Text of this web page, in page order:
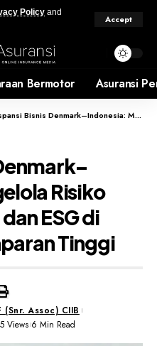
Policy and
Accept
Bermotor Asuransi
Denmark–Indonesia: Mengelola Risiko Maritim, Energi, dan ESG di Pasar dengan Paparan Tinggi
Risiko
ESG di
Tinggi
Assoc) CIIB
Views 6 Min Read